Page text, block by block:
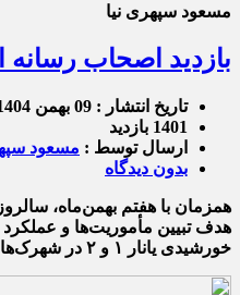
مسعود سپهری نیا
بازدید اصحاب رسانه
تاریخ انتشار : 09 بهمن 1404 - 3:03
1401 بازدید
ارسال توسط : مسعود
بدون دیدگاه
خورشیدی یانار ۱ و ۲ در شهرک‌های صنعتی آخولا و شهید سلیمی آذرشهر و مجتمع گلخانه‌ای شرکت شهرک‌های کشاورزی بناب بازدید کردند.